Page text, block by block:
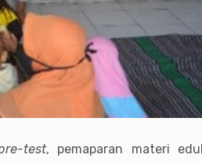
test, pemaparan materi